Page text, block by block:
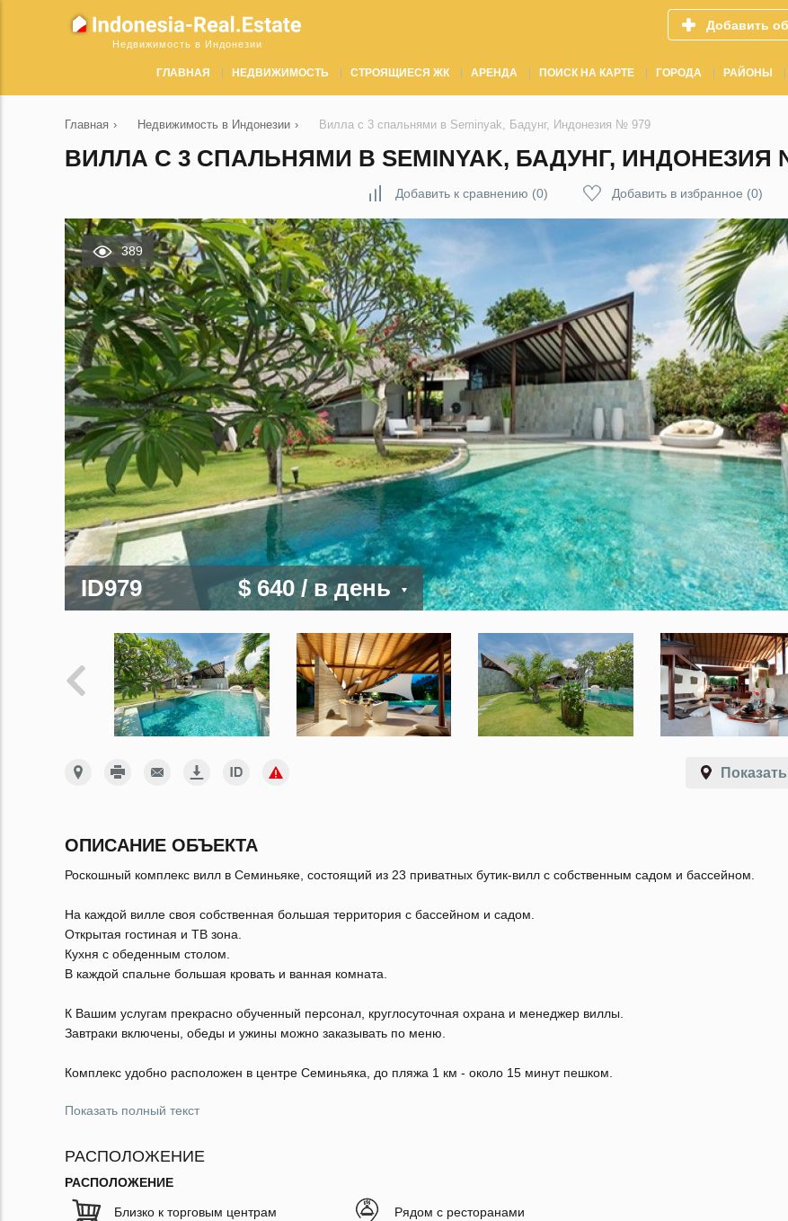
Недвижимость в Индонезии
Добавить
ГЛАВНАЯ НЕДВИЖИМОСТЬ СТРОЯЩИЕСЯ ЖК АРЕНДА ПОИСК НА КАРТЕ ГОРОДА РАЙОНЫ
Главная › Недвижимость в Индонезии › Вилла с 3 спальнями в Seminyak, Бадунг, Индонезия № 979
ВИЛЛА С 3 СПАЛЬНЯМИ В SEMINYAK, БАДУНГ, ИНДОНЕЗИЯ
Добавить к сравнению (0) Добавить в избранное (0)
389
ID979 $ 640/ в день
ОПИСАНИЕ ОБЪЕКТА
Роскошный комплекс вилл в Семиньяке, состоящий из 23 приватных бутик-вилл с собственным садом и бассейном.
На каждой вилле своя собственная большая территория с бассейном и садом.
Открытая гостиная и ТВ зона.
Кухня с обеденным столом.
В каждой спальне большая кровать и ванная комната.
К Вашим услугам прекрасно обученный персонал, круглосуточная охрана и менеджер виллы.
Завтраки включены, обеды и ужины можно заказывать по меню.
Комплекс удобно расположен в центре Семиньяка, до пляжа 1 км - около 15 минут пешком.
Показать полный текст
РАСПОЛОЖЕНИЕ
РАСПОЛОЖЕНИЕ
Близко к торговым центрам Рядом с ресторанами